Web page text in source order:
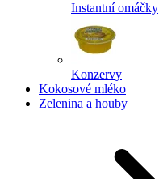
Instantní omáčky
Konzervy
Kokosové mléko
Zelenina a houby